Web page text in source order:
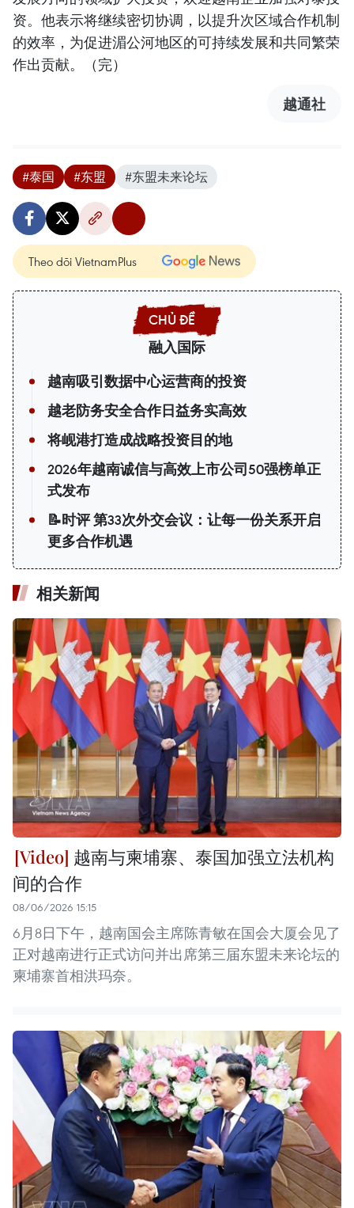
资。他表示将继续密切协调，以提升次区域合作机制
的效率，为促进湄公河地区的可持续发展和共同繁荣
作出贡献。（完）
越通社
#泰国 #东盟 #东盟未来论坛
Theo dõi VietnamPlus
融入国际
越南吸引数据中心运营商的投资
越老防务安全合作日益务实高效
将岘港打造成战略投资目的地
2026年越南诚信与高效上市公司50强榜单正
式发布
📝时评 第33次外交会议：让每一份关系开启
更多合作机遇
相关新闻
越南与柬埔寨、泰国加强立法机构
间的合作
08/06/2026 15:15
6月8日下午，越南国会主席陈青敏在国会大厦会见了
正对越南进行正式访问并出席第三届东盟未来论坛的
柬埔寨首相洪玛奈。